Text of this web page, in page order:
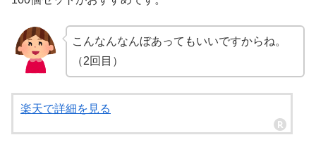
こんなんなんぼあってもいいですからね。
（2回目）
楽天で詳細を見る